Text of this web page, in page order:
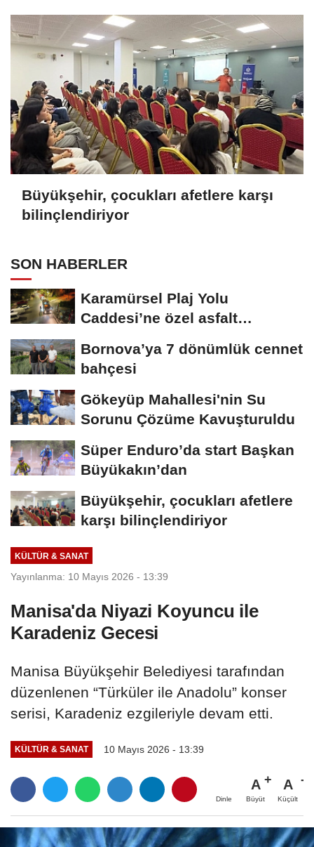
Büyükşehir, çocukları afetlere karşı
bilinçlendiriyor
SON HABERLER
Karamürsel Plaj Yolu
Caddesi’ne özel asfalt
Bornova’ya 7 dönümlük cennet
bahçesi
Gökeyüp Mahallesi'nin Su
Sorunu Çözüme Kavuşturuldu
Süper Enduro’da start Başkan
Büyükakın’dan
Büyükşehir, çocukları afetlere
karşı bilinçlendiriyor
KÜLTÜR & SANAT
Yayınlanma: 10 Mayıs 2026 - 13:39
Manisa'da Niyazi Koyuncu ile
Karadeniz Gecesi
Manisa Büyükşehir Belediyesi tarafından
düzenlenen “Türküler ile Anadolu” konser
serisi, Karadeniz ezgileriyle devam etti.
KÜLTÜR & SANAT 10 Mayıs 2026 - 13:39
Dinle
A
Büyüt
A
Küçült